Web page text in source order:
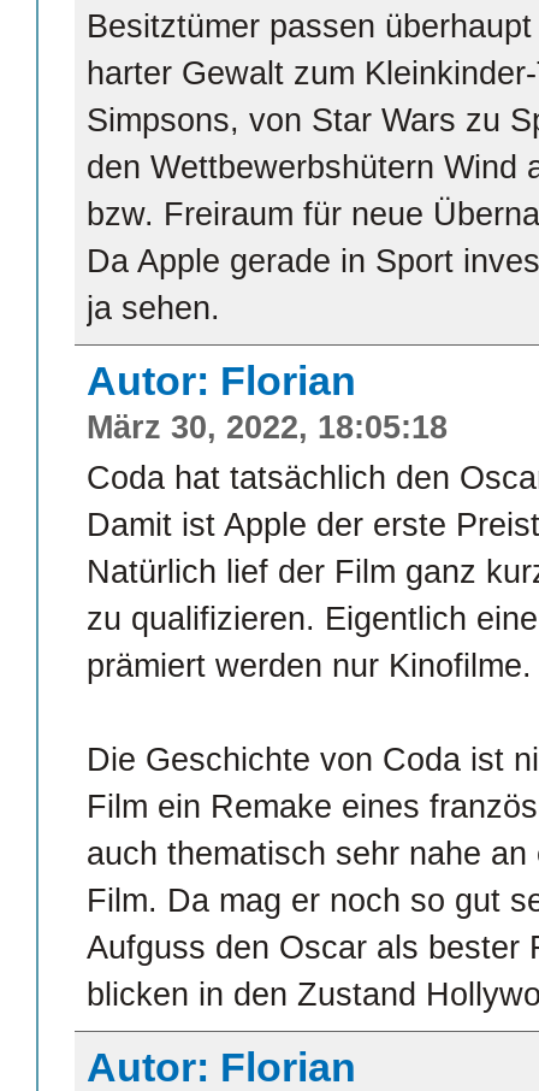
Besitztümer passen
harter Gewalt zum
Simpsons, von Star Wars zu
den Wettbewerbshütern Wind
bzw. Freiraum für neue
Da Apple gerade in Sport
ja sehen.
Autor: Florian
März 30, 2022, 18:05:18
Coda hat tatsächlich den
Damit ist Apple der erste
Natürlich lief der Film ganz
zu qualifizieren. Eigentlich
prämiert werden nur Kinofilme.
Die Geschichte von Coda ist
Film ein Remake eines
auch thematisch sehr nahe
Film. Da mag er noch so gut
Aufguss den Oscar als bester
blicken in den Zustand
Autor: Florian